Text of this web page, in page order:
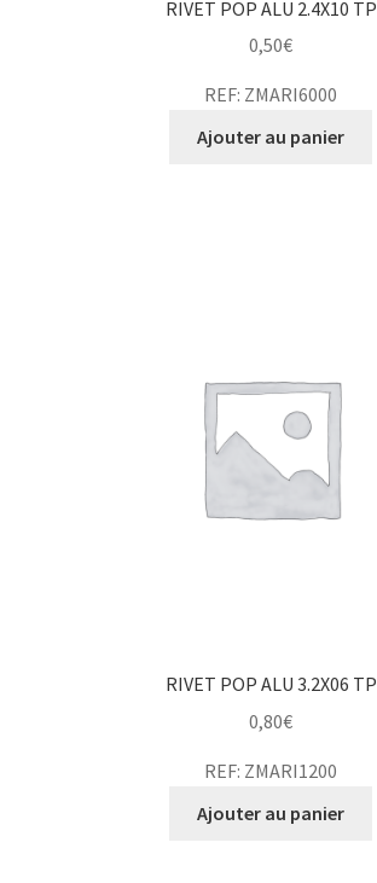
RIVET POP ALU 2.4X10 TP
0,50€
REF: ZMARI6000
Ajouter au panier
RIVET POP ALU 3.2X06 TP
0,80€
REF: ZMARI1200
Ajouter au panier